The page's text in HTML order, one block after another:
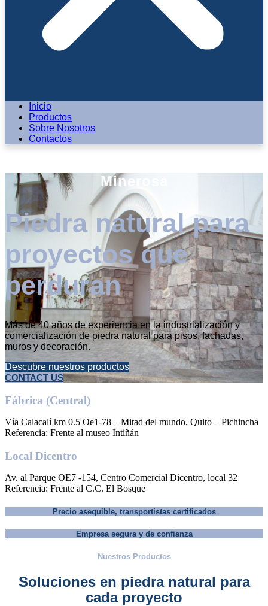
Inicio
Productos
Sobre Nosotros
Contactos
Minerosa
Piedra natural para
proyectos que
perduran
Más de 40 años de experiencia en la industrialización y
comercialización de piedra natural para pisos, fachadas,
muros y decoración.
Descubre nuestros productos
CONTACT US
Fábrica (Central)
Vía Calacalí km 0.5 Oe1-78 – Mitad del mundo, Quito – Pichincha
Referencia: Frente al museo Intiñán
Local Dicentro
Av. al Parque OE7 -154, Centro Comercial Dicentro, local 32
Referencia: Frente al C.C. El Bosque
Precio asequible, transportistas certificados
Empresa segura y de confianza
Nuestros Productos
Soluciones en piedra natural para
cada proyecto